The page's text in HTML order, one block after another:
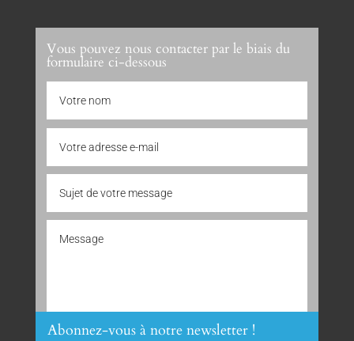
Vous pouvez nous contacter par le biais du
formulaire ci-dessous
Abonnez-vous à notre newsletter !